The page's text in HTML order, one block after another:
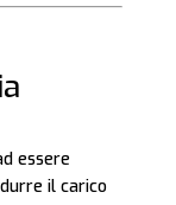
essere
il carico